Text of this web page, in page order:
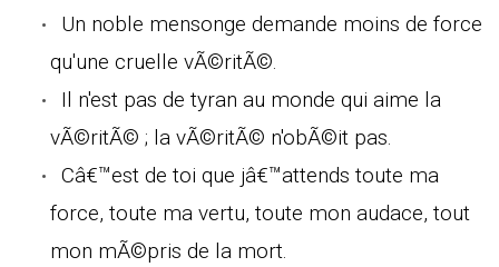
Un noble mensonge demande moins de force
qu'une cruelle vÃ©ritÃ©.
Il n'est pas de tyran au monde qui aime la
vÃ©ritÃ© ; la vÃ©ritÃ© n'obÃ©it pas.
Câ€™est de toi que jâ€™attends toute ma
force, toute ma vertu, toute mon audace, tout
mon mÃ©pris de la mort.